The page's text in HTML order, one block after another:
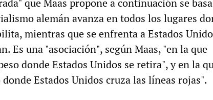
que Maas propone a continuación se
alemán avanza en todos los lugares
mientras que se enfrenta a Estados
Es una "asociación", según Maas, "en la que
donde Estados Unidos se retira", y en la
Estados Unidos cruza las líneas rojas".